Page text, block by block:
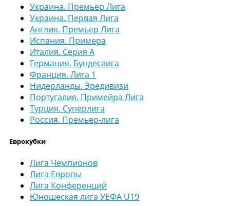
Украина. Премьер Лига
Украина. Первая Лига
Англия. Премьер Лига
Испания. Примера
Италия. Серия А
Германия. Бундеслига
Франция. Лига 1
Нидерланды. Эредивизи
Португалия. Примейра Лига
Турция. Суперлига
Россия. Премьер-лига
Еврокубки
Лига Чемпионов
Лига Европы
Лига Конференций
Юношеская лига УЕФА U19